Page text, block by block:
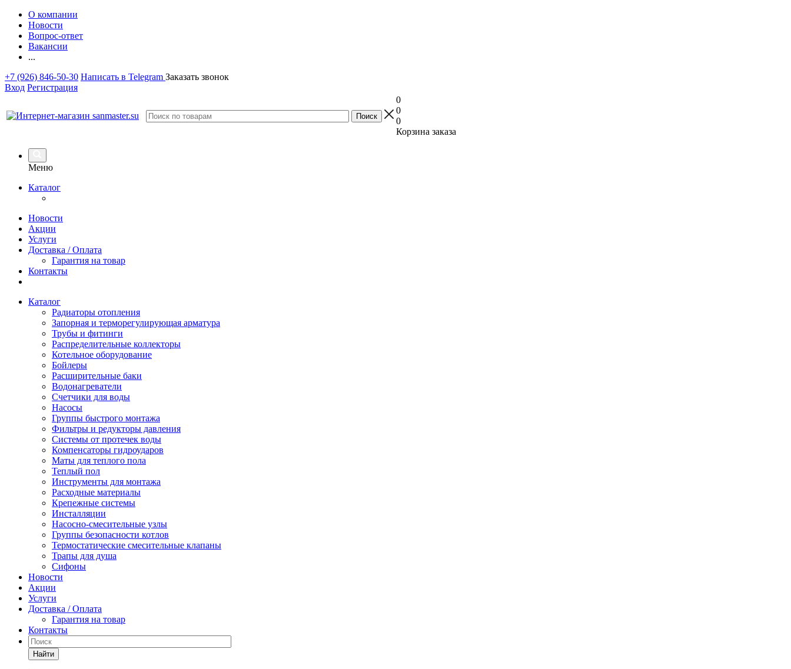
О компании
Новости
Вопрос-ответ
Вакансии
...
+7 (926) 846-50-30 Написать в Telegram Заказать звонок
Вход Регистрация
0
0
0
Корзина заказа
Меню
Каталог
Новости
Акции
Услуги
Доставка / Оплата
Гарантия на товар
Контакты
Каталог
Радиаторы отопления
Запорная и терморегулирующая арматура
Трубы и фитинги
Распределительные коллекторы
Котельное оборудование
Бойлеры
Расширительные баки
Водонагреватели
Счетчики для воды
Насосы
Группы быстрого монтажа
Фильтры и редукторы давления
Системы от протечек воды
Компенсаторы гидроударов
Маты для теплого пола
Теплый пол
Инструменты для монтажа
Расходные материалы
Крепежные системы
Инсталляции
Насосно-смесительные узлы
Группы безопасности котлов
Термостатические смесительные клапаны
Трапы для душа
Сифоны
Новости
Акции
Услуги
Доставка / Оплата
Гарантия на товар
Контакты
Найти